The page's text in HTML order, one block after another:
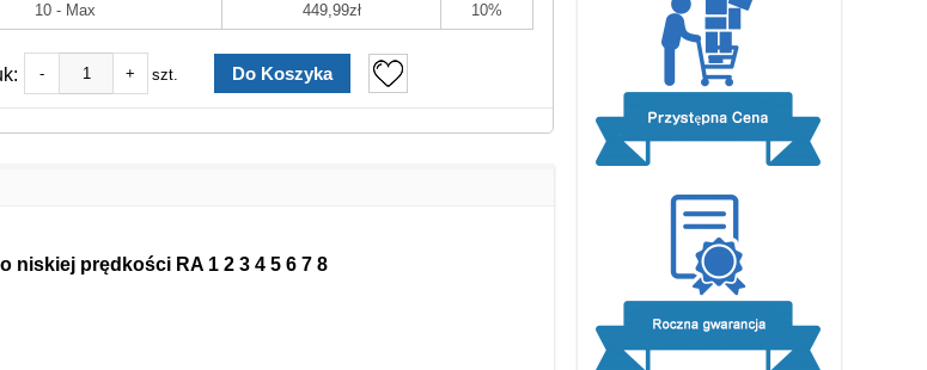
10 - Max 449,99zł 10%
- + szt.
niskiej prędkości RA 1 2 3 4 5 6 7 8